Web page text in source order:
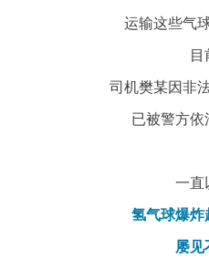
运输这些气
目
司机樊某因非
已被警方依
一直
氢气球爆炸
屡见